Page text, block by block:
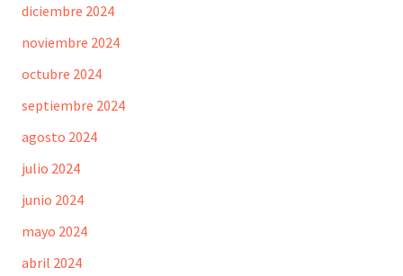
diciembre 2024
noviembre 2024
octubre 2024
septiembre 2024
agosto 2024
julio 2024
junio 2024
mayo 2024
abril 2024